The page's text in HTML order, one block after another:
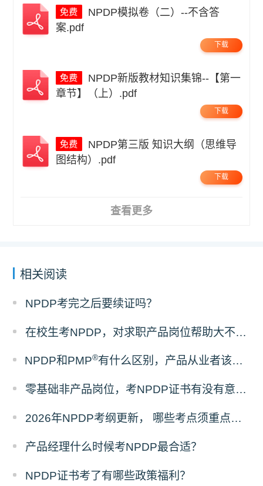
案.pdf
下载
章节】（上）.pdf
下载
图结构）.pdf
下载
查看更多
相关阅读
NPDP考完之后要续证吗？
在校生考NPDP，对求职产品岗位帮助大不大？
NPDP和PMP®有什么区别，产品从业者该怎么选证？
零基础非产品岗位，考NPDP证书有没有意义？
2026年NPDP考纲更新， 哪些考点须重点掌握？
产品经理什么时候考NPDP最合适？
NPDP证书考了有哪些政策福利？